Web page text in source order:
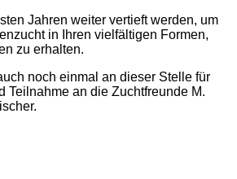
Jahren weiter vertieft werden, um
in Ihren vielfältigen Formen,
zu erhalten.
noch einmal an dieser Stelle für
Teilnahme an die Zuchtfreunde M.